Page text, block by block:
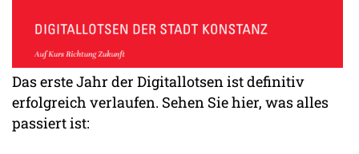
Das erste Jahr der Digitallotsen ist definitiv
erfolgreich verlaufen. Sehen Sie hier, was alles
passiert ist: